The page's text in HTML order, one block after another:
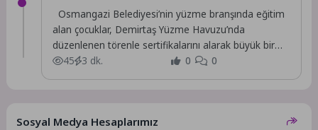
Osmangazi Belediyesi’nin yüzme branşında eğitim
alan çocuklar, Demirtaş Yüzme Havuzu’nda
düzenlenen törenle sertifikalarını alarak büyük bir
mutluluk yaşadı.
45 3 dk. 0 0
Sosyal Medya Hesaplarımız